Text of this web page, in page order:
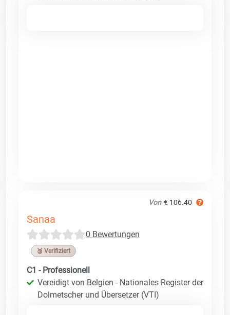
Von € 106.40
Sanaa
0 Bewertungen
🥉 Verifiziert
C1 - Professionell
Vereidigt von Belgien - Nationales Register der
Dolmetscher und Übersetzer (VTI)